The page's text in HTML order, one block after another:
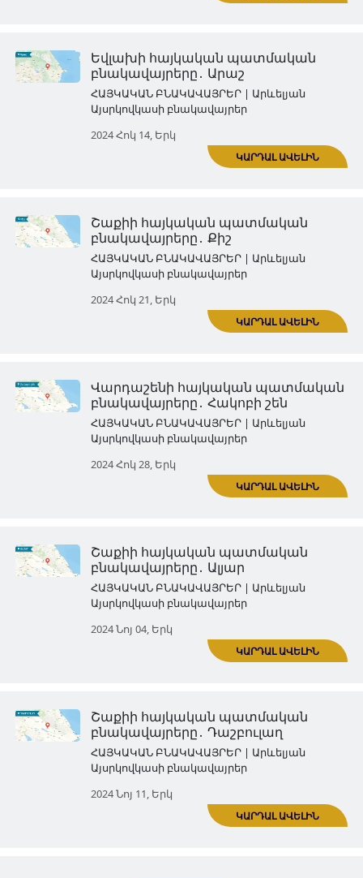
Շաքիի հայկական
բնակավայրերը․ Քունգուտ
ՀԱՅԿԱԿԱՆ ԲՆԱԿԱՎԱՅՐԵՐ |
2024 Հոկ 03, Հնգ
Եվլախի հայկական
Այսրկովկասի բնակավայրեր
2024 Հոկ 14, Երկ
բնակավայրերը․ Քիշ
ՀԱՅԿԱԿԱՆ ԲՆԱԿԱՎԱՅՐԵՐ |
Այսրկովկասի բնակավայրեր
2024 Հոկ 21, Երկ